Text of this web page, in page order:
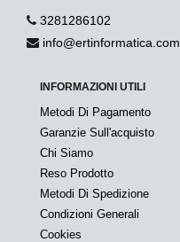
3281286102
info@ertinformatica.com
INFORMAZIONI UTILI
Metodi Di Pagamento
Garanzie Sull'acquisto
Chi Siamo
Reso Prodotto
Metodi Di Spedizione
Condizioni Generali
Cookies